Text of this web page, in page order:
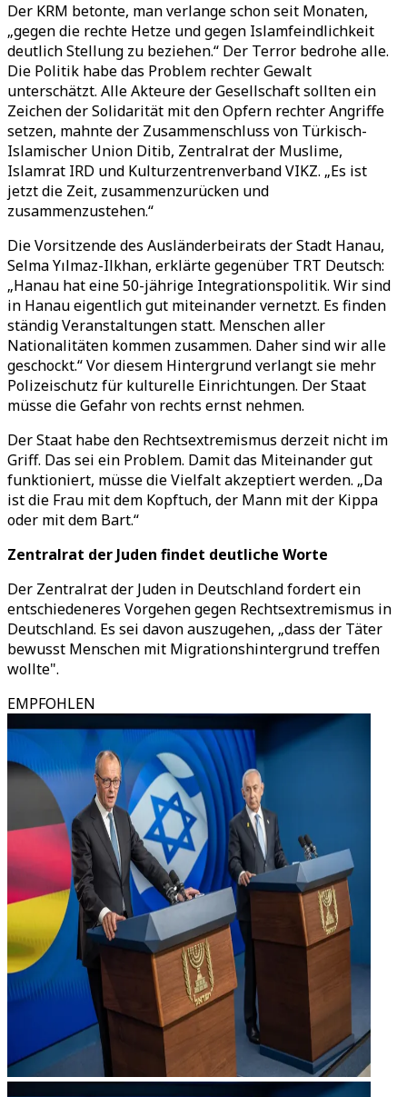
Der KRM betonte, man verlange schon seit Monaten,
„gegen die rechte Hetze und gegen Islamfeindlichkeit
deutlich Stellung zu beziehen.“ Der Terror bedrohe alle.
Die Politik habe das Problem rechter Gewalt
unterschätzt. Alle Akteure der Gesellschaft sollten ein
Zeichen der Solidarität mit den Opfern rechter Angriffe
setzen, mahnte der Zusammenschluss von Türkisch-
Islamischer Union Ditib, Zentralrat der Muslime,
Islamrat IRD und Kulturzentrenverband VIKZ. „Es ist
jetzt die Zeit, zusammenzurücken und
zusammenzustehen.“
Die Vorsitzende des Ausländerbeirats der Stadt Hanau,
Selma Yılmaz-Ilkhan, erklärte gegenüber TRT Deutsch:
„Hanau hat eine 50-jährige Integrationspolitik. Wir sind
in Hanau eigentlich gut miteinander vernetzt. Es finden
ständig Veranstaltungen statt. Menschen aller
Nationalitäten kommen zusammen. Daher sind wir alle
geschockt.“ Vor diesem Hintergrund verlangt sie mehr
Polizeischutz für kulturelle Einrichtungen. Der Staat
müsse die Gefahr von rechts ernst nehmen.
Der Staat habe den Rechtsextremismus derzeit nicht im
Griff. Das sei ein Problem. Damit das Miteinander gut
funktioniert, müsse die Vielfalt akzeptiert werden. „Da
ist die Frau mit dem Kopftuch, der Mann mit der Kippa
oder mit dem Bart.“
Zentralrat der Juden findet deutliche Worte
Der Zentralrat der Juden in Deutschland fordert ein
entschiedeneres Vorgehen gegen Rechtsextremismus in
Deutschland. Es sei davon auszugehen, „dass der Täter
bewusst Menschen mit Migrationshintergrund treffen
wollte".
EMPFOHLEN